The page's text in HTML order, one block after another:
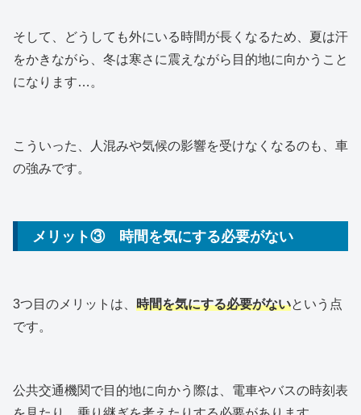
そして、どうしても外にいる時間が長くなるため、夏は汗
をかきながら、冬は寒さに震えながら目的地に向かうこと
になります…。
こういった、人混みや気候の影響を受けなくなるのも、車
の強みです。
メリット③ 時間を気にする必要がない
3つ目のメリットは、 時間を気にする必要がないという点
です。
公共交通機関で目的地に向かう際は、電車やバスの時刻表